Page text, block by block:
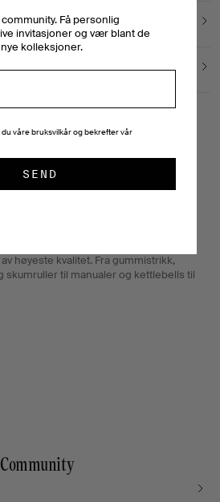
høyeste kvalitet. Fra gummistrikk,
skumruller til manualer og kettlebells til
Cotton, 10% Wool
payment method, etc.
kommer fra mulesingfrie gårder i
Få personlig
invitasjoner og vær blant de
kolleksjoner.
våre bruksvilkår og bekrefter vår
SEND